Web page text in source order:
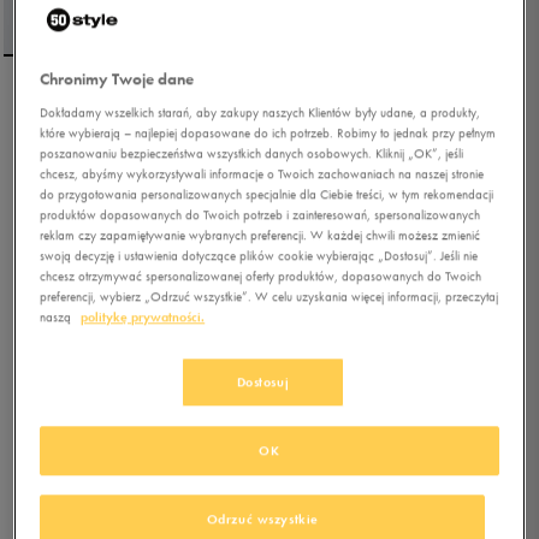
UMBRO T-SHIRT RLXD TEE
5.0(4 )
59,99zł-50%(cena początkowa)
31,99zł-6%(najniższa cena z 30 dni przed obniżką)
29,99zł z Vat
+ 150 PKT WKLUBIE 50 STYLE
Chronimy Twoje dane
Dokładamy wszelkich starań, aby zakupy naszych Klientów były udane, a produkty,
które wybierają – najlepiej dopasowane do ich potrzeb. Robimy to jednak przy pełnym
poszanowaniu bezpieczeństwa wszystkich danych osobowych. Kliknij „OK”, jeśli
chcesz, abyśmy wykorzystywali informacje o Twoich zachowaniach na naszej stronie
do przygotowania personalizowanych specjalnie dla Ciebie treści, w tym rekomendacji
produktów dopasowanych do Twoich potrzeb i zainteresowań, spersonalizowanych
reklam czy zapamiętywanie wybranych preferencji. W każdej chwili możesz zmienić
swoją decyzję i ustawienia dotyczące plików cookie wybierając „Dostosuj”. Jeśli nie
chcesz otrzymywać spersonalizowanej oferty produktów, dopasowanych do Twoich
preferencji, wybierz „Odrzuć wszystkie”. W celu uzyskania więcej informacji, przeczytaj
naszą
politykę prywatności.
Dostosuj
Odrzuć wszystkie
OK